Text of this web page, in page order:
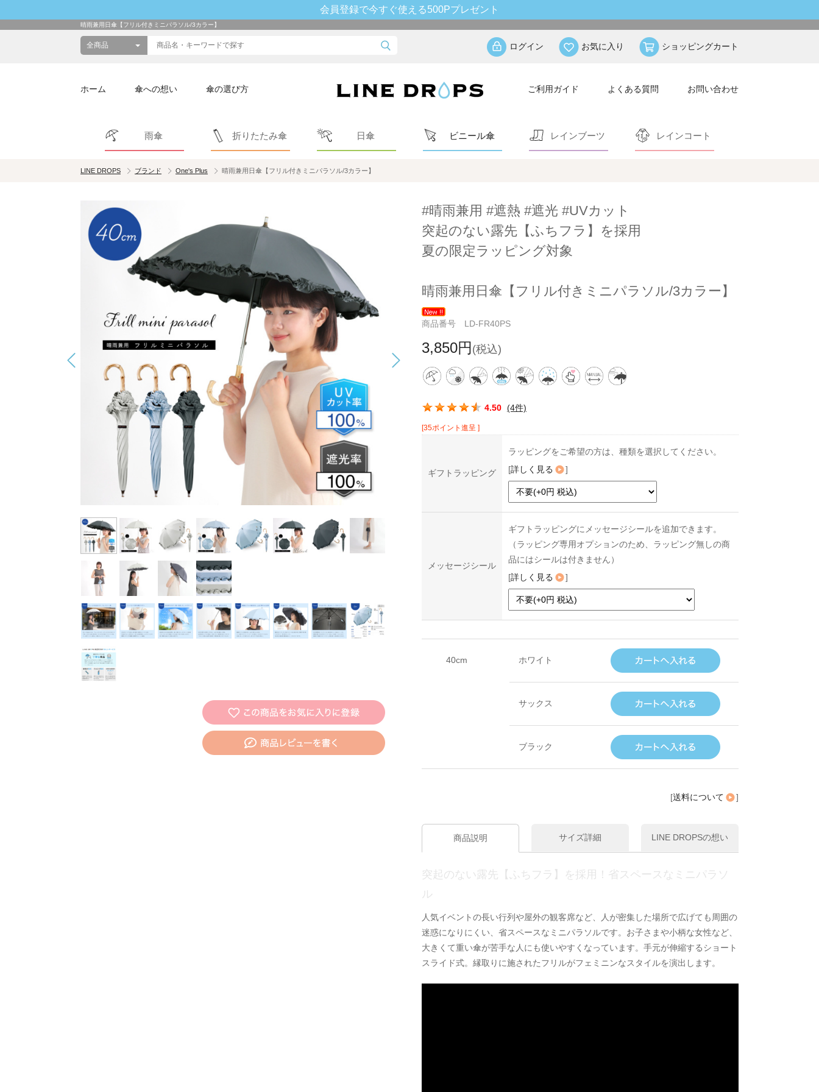
会員登録で今すぐ使える500Pプレゼント
晴雨兼用日傘【フリル付きミニパラソル/3カラー】
ログイン お気に入り ショッピングカート
ホーム 傘への想い 傘の選び方 ご利用ガイド よくある質問 お問い合わせ
雨傘 折りたたみ傘 日傘 ビニール傘 レインブーツ レインコート
LINE DROPS ブランド One's Plus 晴雨兼用日傘【フリル付きミニパラソル/3カラー】
#晴雨兼用 #遮熱 #遮光 #UVカット
突起のない露先【ふちフラ】を採用
夏の限定ラッピング対象
晴雨兼用日傘【フリル付きミニパラソル/3カラー】
商品番号 LD-FR40PS
3,850円 (税込)
この商品の平均評価： 4.50 (4件)
[35ポイント進呈 ]
ギフトラッピング
ラッピングをご希望の方は、種類を選択してください。
[詳しく見る ]
メッセージシール
ギフトラッピングにメッセージシールを追加できます。
（ラッピング専用オプションのため、ラッピング無しの商
品にはシールは付きません）
[詳しく見る ]
40cm ホワイト
サックス
ブラック
[送料について ]
商品説明 サイズ詳細 LINE DROPSの想い
突起のない露先【ふちフラ】を採用！省スペースなミニパラソ
ル
人気イベントの長い行列や屋外の観客席など、人が密集した場所で広げても周囲の
迷惑になりにくい、省スペースなミニパラソルです。お子さまや小柄な女性など、
大きくて重い傘が苦手な人にも使いやすくなっています。手元が伸縮するショート
スライド式。縁取りに施されたフリルがフェミニンなスタイルを演出します。